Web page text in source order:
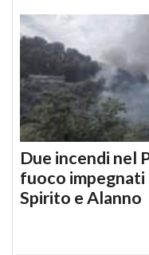
Due incendi nel
fuoco impegnati
Spirito e Alanno